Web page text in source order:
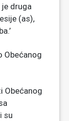
druga
(as),
Obećanog
Obećanog
su